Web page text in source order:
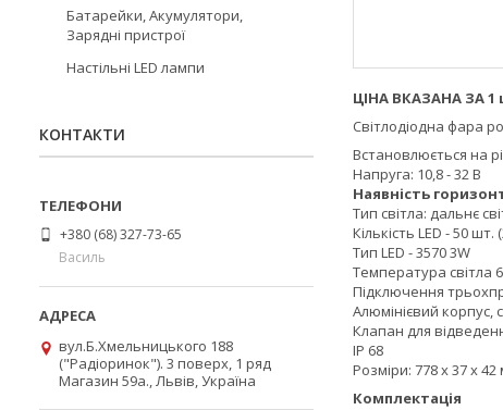
ЦІНА ВКАЗАНА ЗА 1
Cвітлодіодна фара
Встановлюється на
Напруга: 10,8 - 32 В
Наявність
Тип світла: дальнє
Кількість LED - 50 шт.
Тип LED - 3570 3W
Температура світла
Підключення
Алюмінієвий корпус,
Клапан для
IP 68
Розміри: 778 х 37 х
Комплектація
Батарейки, Акумулятори,
Зарядні пристрої
Настільні LED лампи
КОНТАКТИ
+380 (68) 327-73-65
Василь
вул.Б.Хмельницького 188
("Радіоринок"). 3 поверх, 1 ряд
Магазин 59а., Львів, Україна